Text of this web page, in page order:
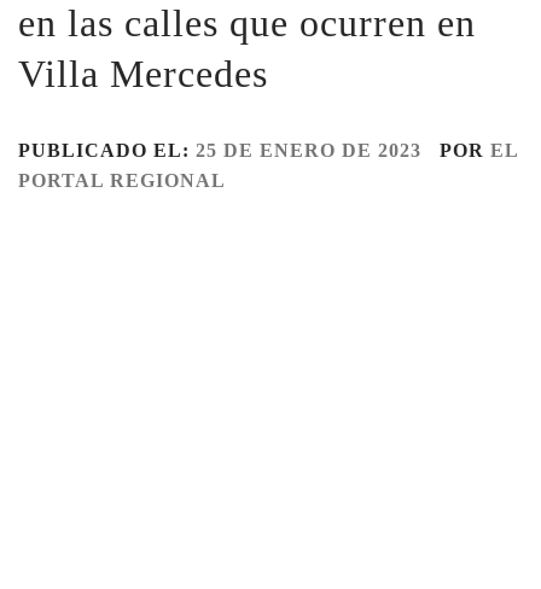
en las calles que ocurren en
Villa Mercedes
PUBLICADO EL: 25 DE ENERO DE 2023 POR EL
PORTAL REGIONAL